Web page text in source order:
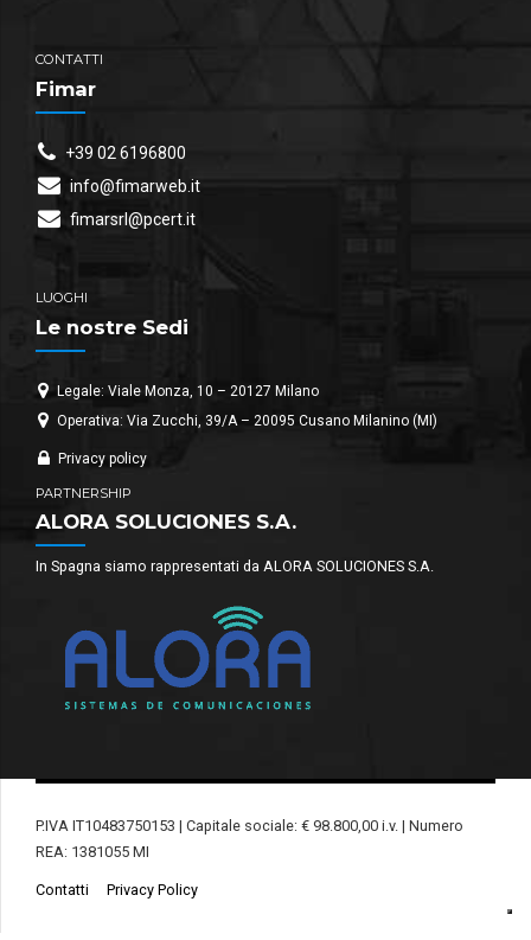
CONTATTI
Fimar
+39 02 6196800
info@fimarweb.it
fimarsrl@pcert.it
LUOGHI
Le nostre Sedi
Legale: Viale Monza, 10 – 20127 Milano
Operativa: Via Zucchi, 39/A – 20095 Cusano Milanino (MI)
Privacy policy
PARTNERSHIP
ALORA SOLUCIONES S.A.
In Spagna siamo rappresentati da ALORA SOLUCIONES S.A.
P.IVA IT10483750153 | Capitale sociale: € 98.800,00 i.v. | Numero
REA: 1381055 MI
Contatti Privacy Policy